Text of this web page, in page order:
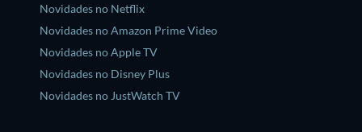
Novidades no Netflix
Novidades no Amazon Prime Video
Novidades no Apple TV
Novidades no Disney Plus
Novidades no JustWatch TV